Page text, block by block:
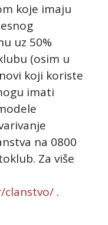
koje imaju
uz 50%
(osim u
koji koriste
imati
na 0800
Za više
clanstvo/ .